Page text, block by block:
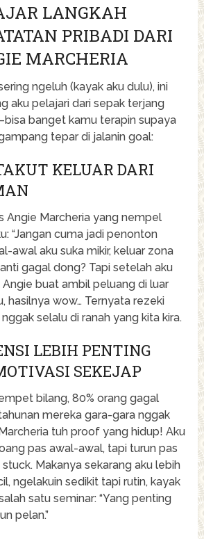
LANGKAH
PRIBADI DARI
MARCHERIA
ngeluh (kayak aku dulu), ini
aku pelajari dari sepak terjang
banget kamu terapin supaya
tepar di jalanin goal:
KELUAR DARI
Angie Marcheria yang nempel
“Jangan cuma jadi penonton
awal aku suka mikir, keluar zona
gagal dong? Tapi setelah aku
buat ambil peluang di luar
hasilnya wow… Ternyata rezeki
selalu di ranah yang kita kira.
LEBIH PENTING
SEKEJAP
bilang, 80% orang gagal
mereka gara-gara nggak
tuh proof yang hidup! Aku
pas awal-awal, tapi turun pas
Makanya sekarang aku lebih
ngelakuin sedikit tapi rutin, kayak
satu seminar: “Yang penting
pelan.”